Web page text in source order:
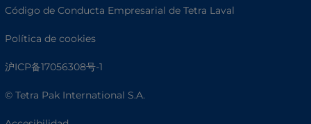
Código de Conducta Empresarial de Tetra Laval
Política de cookies
沪ICP备17056308号-1
© Tetra Pak International S.A.